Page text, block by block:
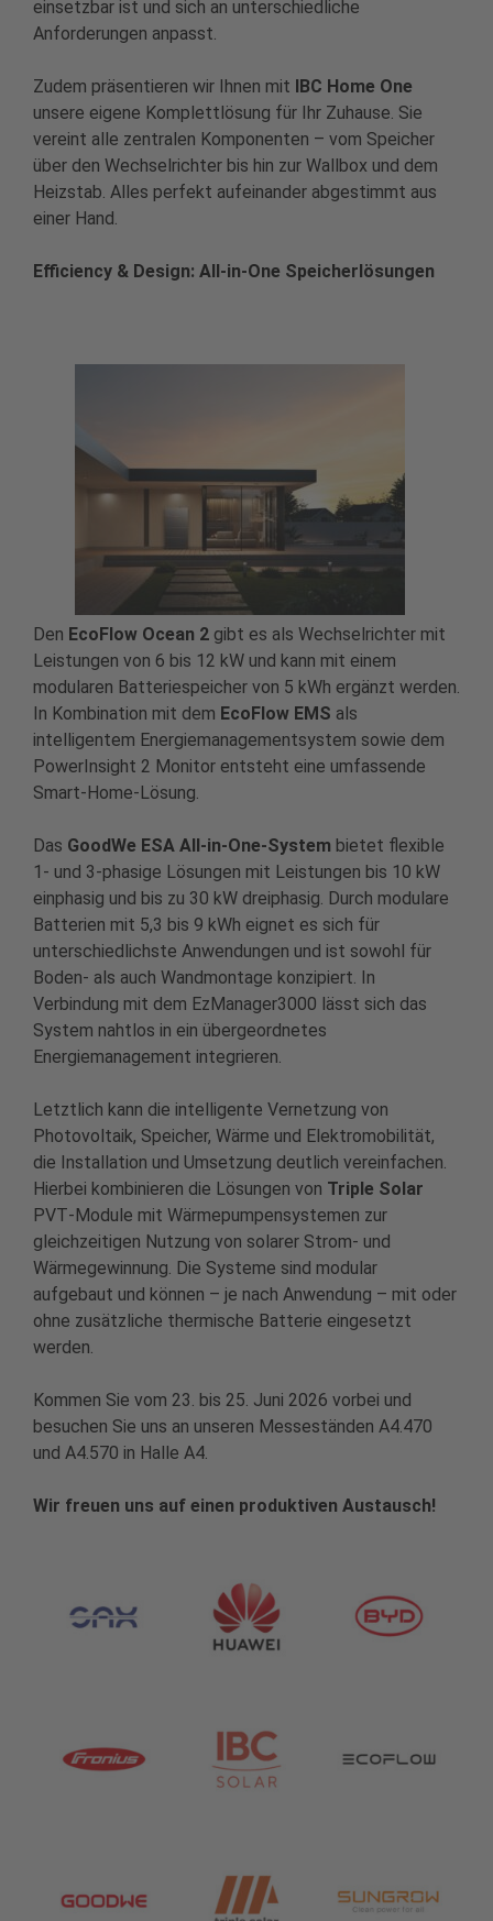
einsetzbar ist und sich an unterschiedliche
Anforderungen anpasst.
Zudem präsentieren wir Ihnen mit IBC Home One
unsere eigene Komplettlösung für Ihr Zuhause. Sie
vereint alle zentralen Komponenten – vom Speicher
über den Wechselrichter bis hin zur Wallbox und dem
Heizstab. Alles perfekt aufeinander abgestimmt aus
einer Hand.
Efficiency & Design: All-in-One Speicherlösungen
Den EcoFlow Ocean 2 gibt es als Wechselrichter mit
Leistungen von 6 bis 12 kW und kann mit einem
modularen Batteriespeicher von 5 kWh ergänzt werden.
In Kombination mit dem EcoFlow EMS als
intelligentem Energiemanagementsystem sowie dem
PowerInsight 2 Monitor entsteht eine umfassende
Smart-Home-Lösung.
Das GoodWe ESA All-in-One-System bietet flexible
1- und 3-phasige Lösungen mit Leistungen bis 10 kW
einphasig und bis zu 30 kW dreiphasig. Durch modulare
Batterien mit 5,3 bis 9 kWh eignet es sich für
unterschiedlichste Anwendungen und ist sowohl für
Boden- als auch Wandmontage konzipiert. In
Verbindung mit dem EzManager3000 lässt sich das
System nahtlos in ein übergeordnetes
Energiemanagement integrieren.
Letztlich kann die intelligente Vernetzung von
Photovoltaik, Speicher, Wärme und Elektromobilität,
die Installation und Umsetzung deutlich vereinfachen.
Hierbei kombinieren die Lösungen von Triple Solar
PVT‑Module mit Wärmepumpensystemen zur
gleichzeitigen Nutzung von solarer Strom- und
Wärmegewinnung. Die Systeme sind modular
aufgebaut und können – je nach Anwendung – mit oder
ohne zusätzliche thermische Batterie eingesetzt
werden.
Kommen Sie vom 23. bis 25. Juni 2026 vorbei und
besuchen Sie uns an unseren Messeständen A4.470
und A4.570 in Halle A4.
Wir freuen uns auf einen produktiven Austausch!